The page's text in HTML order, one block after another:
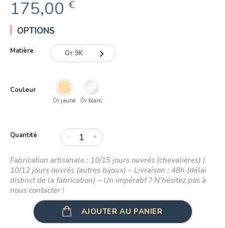
175,00 €
OPTIONS
Matière Or 9K
Or 18K
Couleur
Or jaune Or blanc
Quantité - +
Fabrication artisanale : 10/15 jours ouvrés (chevalières) |
10/12 jours ouvrés (autres bijoux) – Livraison : 48h (délai
distinct de la fabrication) – Un impératif ? N’hésitez pas à
nous contacter !
AJOUTER AU PANIER